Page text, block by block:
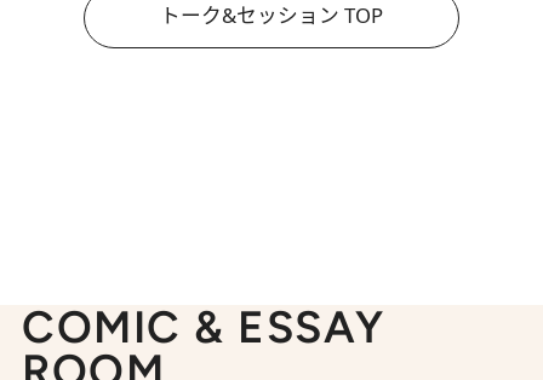
トーク&セッション TOP
COMIC & ESSAY